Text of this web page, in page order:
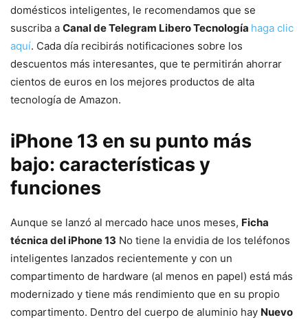
domésticos inteligentes, le recomendamos que se
suscriba a Canal de Telegram Libero Tecnología haga clic
aquí. Cada día recibirás notificaciones sobre los
descuentos más interesantes, que te permitirán ahorrar
cientos de euros en los mejores productos de alta
tecnología de Amazon.
iPhone 13 en su punto más
bajo: características y
funciones
Aunque se lanzó al mercado hace unos meses, Ficha
técnica del iPhone 13 No tiene la envidia de los teléfonos
inteligentes lanzados recientemente y con un
compartimento de hardware (al menos en papel) está más
modernizado y tiene más rendimiento que en su propio
compartimento. Dentro del cuerpo de aluminio hay Nuevo